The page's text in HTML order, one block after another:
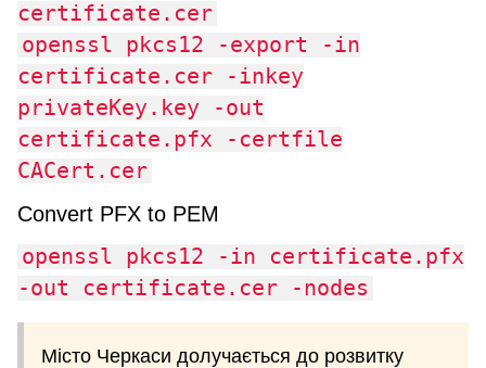
certificate.cer
openssl pkcs12 -export -in
certificate.cer -inkey
privateKey.key -out
certificate.pfx -certfile
CACert.cer
Convert PFX to PEM
openssl pkcs12 -in certificate.pfx
-out certificate.cer -nodes
Місто Черкаси долучається до розвитку